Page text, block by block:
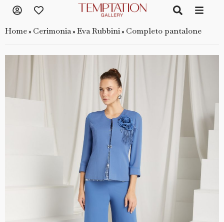
Home» Cerimonia» Eva Rubbini» Completo pantalone